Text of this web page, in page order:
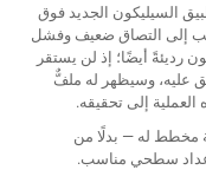
السيليكون الجديد فوق
إلى التصاق ضعيف وفشل
رديئةً أيضًا؛ إذ لن يستقر
عليه، وسيظهر له ملفٌّ
إلى تحقيقه.
مخطط له — بدلًا من
سطحي مناسب.